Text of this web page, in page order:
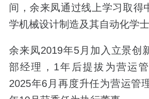
间，余来凤通过线上学习取得
学机械设计制造及其自动化学士
余来凤2019年5月加入立景创
部经理，1年后提拔为营运
2025年6月再度升任为营运管